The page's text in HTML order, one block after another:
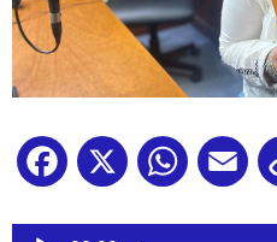
Facebook
X
Reproductor